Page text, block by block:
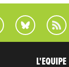
L'EQUIPE